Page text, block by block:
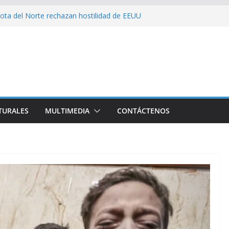
consecuencia del bloqueo, denuncia Cuba
y rebaja relación diplomática con
MULTIMEDIA CONTÁCTENOS